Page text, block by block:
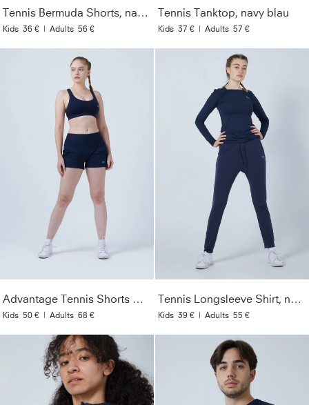
Tennis Bermuda Shorts, navy blau
Kids 36 € | Adults 56 €
Tennis Tanktop, navy blau
Kids 37 € | Adults 57 €
Advantage Tennis Shorts mit Ballhalter, navy blau
Kids 50 € | Adults 68 €
Tennis Longsleeve Shirt, navy blau
Kids 39 € | Adults 55 €